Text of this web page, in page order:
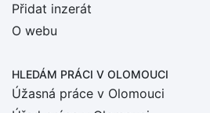
Přidat inzerát
O webu
HLEDÁM PRÁCI V OLOMOUCI
Úžasná práce v Olomouci